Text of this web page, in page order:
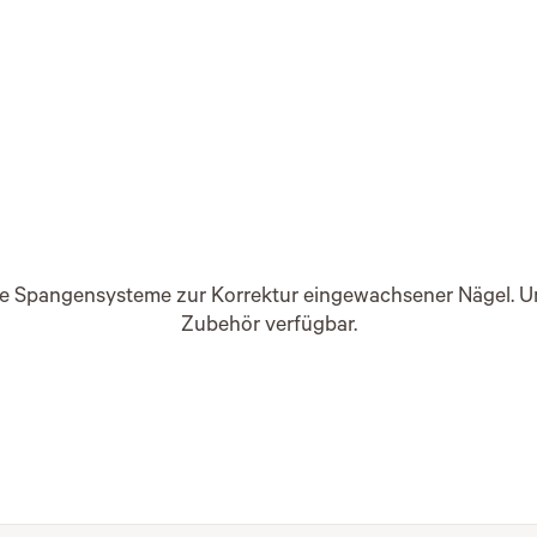
Spangensysteme zur Korrektur eingewachsener Nägel.
Zubehör verfügbar.